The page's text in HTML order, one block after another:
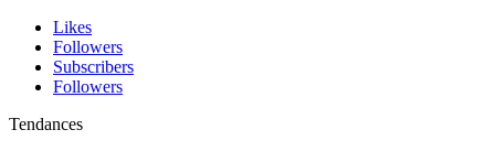
Likes
Followers
Subscribers
Followers
Tendances